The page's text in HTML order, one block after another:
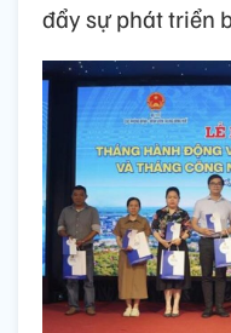
đẩy sự phát triển